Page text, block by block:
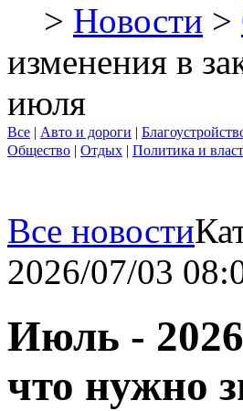
> Новости >
изменения в
июля
Все | Авто и дороги |
Общество | Отдых | Политика и
Все новости
2026/07/03
Июль -
что нужно